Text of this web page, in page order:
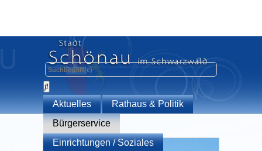
Aktuelles
Rathaus & Politik
Bürgerservice
Einrichtungen / Soziales